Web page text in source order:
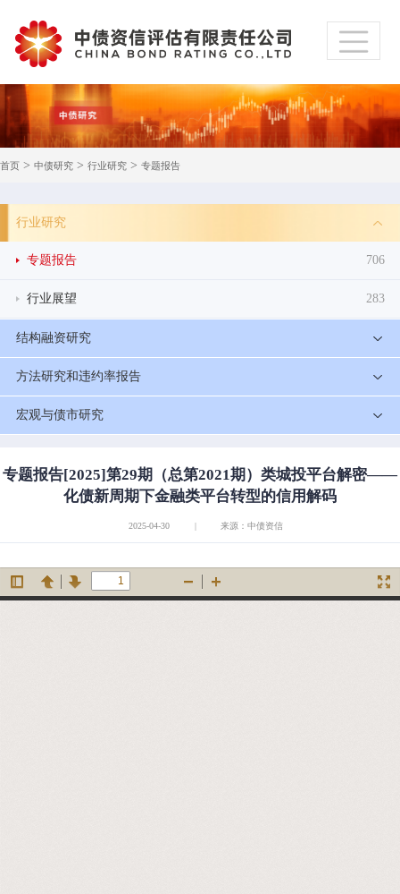
首页 > 中债研究 > 行业研究 > 专题报告
行业研究
专题报告 706
行业展望 283
结构融资研究
方法研究和违约率报告
宏观与债市研究
专题报告[2025]第29期（总第2021期）类城投平台解密——
化债新周期下金融类平台转型的信用解码
2025-04-30 | 来源：中债资信